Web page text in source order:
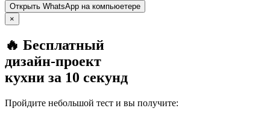
Открыть WhatsApp на компьюетере
×
🔥 Бесплатный
дизайн-проект
кухни за 10 секунд
Пройдите небольшой тест и вы получите: